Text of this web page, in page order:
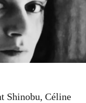
Shinobu, Céline